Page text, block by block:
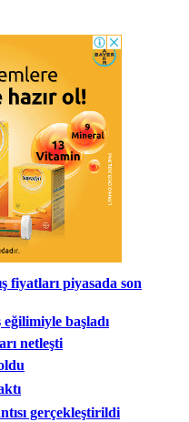
fiyatları piyasada son
başladı
netleşti
gerçekleştirildi